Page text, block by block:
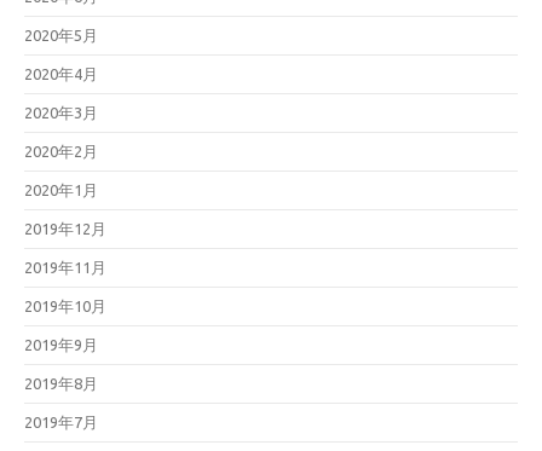
2020年5月
2020年4月
2020年3月
2020年2月
2020年1月
2019年12月
2019年11月
2019年10月
2019年9月
2019年8月
2019年7月